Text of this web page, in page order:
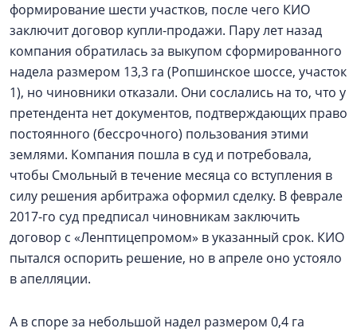
формирование шести участков, после чего КИО
заключит договор купли-продажи. Пару лет назад
компания обратилась за выкупом сформированного
надела размером 13,3 га (Ропшинское шоссе, участок
1), но чиновники отказали. Они сослались на то, что у
претендента нет документов, подтверждающих право
постоянного (бессрочного) пользования этими
землями. Компания пошла в суд и потребовала,
чтобы Смольный в течение месяца со вступления в
силу решения арбитража оформил сделку. В феврале
2017-го суд предписал чиновникам заключить
договор с «Ленптицепромом» в указанный срок. КИО
пытался оспорить решение, но в апреле оно устояло
в апелляции.
А в споре за небольшой надел размером 0,4 га